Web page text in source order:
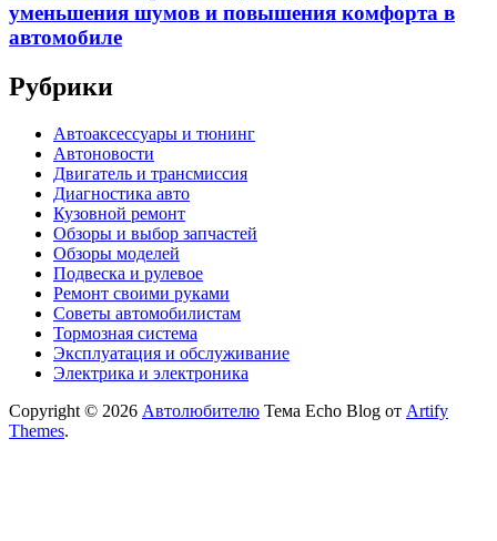
уменьшения шумов и повышения комфорта в
автомобиле
Рубрики
Автоаксессуары и тюнинг
Автоновости
Двигатель и трансмиссия
Диагностика авто
Кузовной ремонт
Обзоры и выбор запчастей
Обзоры моделей
Подвеска и рулевое
Ремонт своими руками
Советы автомобилистам
Тормозная система
Эксплуатация и обслуживание
Электрика и электроника
Copyright © 2026 Автолюбителю Тема Echo Blog от Artify
Themes.